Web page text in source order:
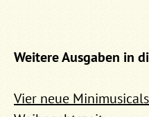
Weitere Ausgaben in
Vier neue